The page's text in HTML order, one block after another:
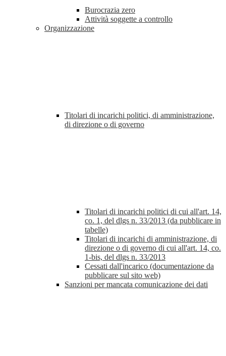
Burocrazia zero
Attività soggette a controllo
Organizzazione
Titolari di incarichi politici, di amministrazione,
di direzione o di governo
Titolari di incarichi politici di cui all'art. 14,
co. 1, del dlgs n. 33/2013 (da pubblicare in
tabelle)
Titolari di incarichi di amministrazione, di
direzione o di governo di cui all'art. 14, co.
1-bis, del dlgs n. 33/2013
Cessati dall'incarico (documentazione da
pubblicare sul sito web)
Sanzioni per mancata comunicazione dei dati